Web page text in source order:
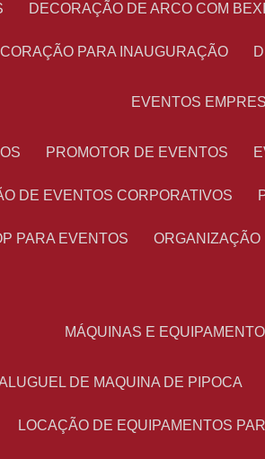
DECORAÇÃO DE ARCO COM
PARA INAUGURAÇÃO
EVENTOS
PROMOTOR DE EVENTOS
DE EVENTOS CORPORATIVOS
PARA EVENTOS
MÁQUINAS E
ALUGUEL DE MAQUINA DE PIPOCA
LOCAÇÃO DE EQUIPAMENTOS